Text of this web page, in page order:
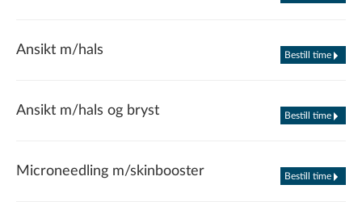
Ansikt m/hals Bestill time
Ansikt m/hals og bryst Bestill time
Microneedling m/skinbooster Bestill time